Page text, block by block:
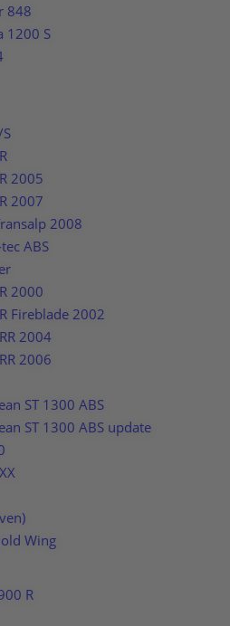
848
1200 S
2005
2007
2008
ABS
2000
Fireblade 2002
2004
2006
ST 1300 ABS
ST 1300 ABS update
Wing
R